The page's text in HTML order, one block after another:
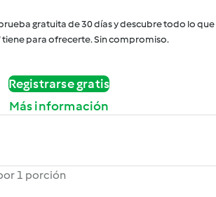
gratuita de 30 días y descubre todo lo que
para ofrecerte. Sin compromiso.
Registrarse gratis
Más información
1 porción